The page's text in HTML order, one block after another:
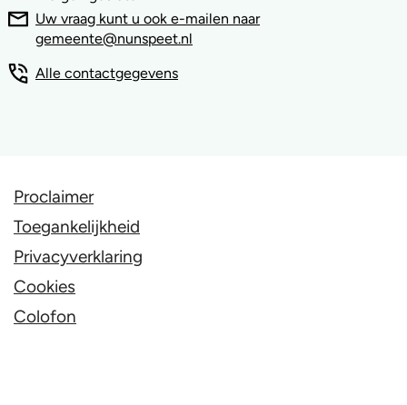
Uw vraag kunt u ook e-mailen naar
gemeente@nunspeet.nl
Alle contactgegevens
Proclaimer
Toegankelijkheid
Privacyverklaring
Cookies
Colofon